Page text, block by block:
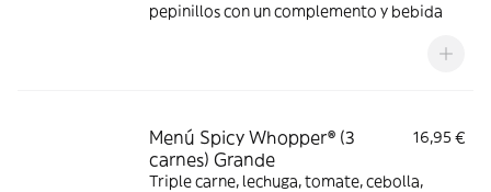
pepinillos con un complemento y bebida
Menú Spicy Whopper® (3
carnes) Grande
16,95 €
Triple carne, lechuga, tomate, cebolla,